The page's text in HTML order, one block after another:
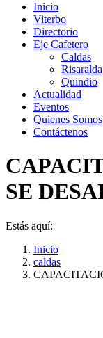
Inicio
Viterbo
Directorio
Eje Cafetero
Caldas
Risaralda
Quindio
Actualidad
Eventos
Quienes Somos
Contáctenos
SE
Estás aquí:
Inicio
caldas